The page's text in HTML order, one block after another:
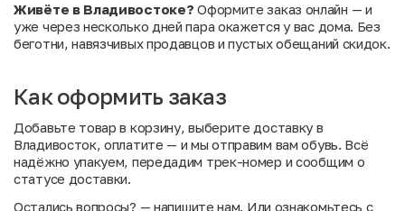
Живёте в Владивостоке? Оформите заказ онлайн — и
уже через несколько дней пара окажется у вас дома. Без
беготни, навязчивых продавцов и пустых обещаний скидок.
Как оформить заказ
Добавьте товар в корзину, выберите доставку в
Владивосток, оплатите — и мы отправим вам обувь. Всё
надёжно упакуем, передадим трек-номер и сообщим о
статусе доставки.
Остались вопросы? — напишите нам. Или ознакомьтесь с